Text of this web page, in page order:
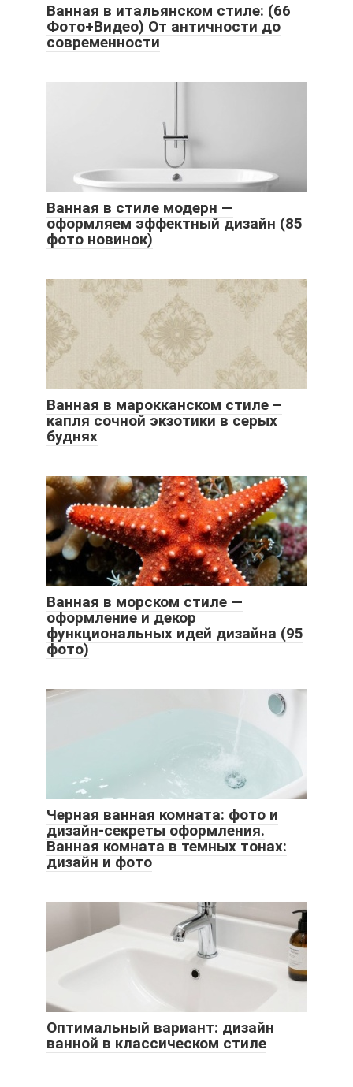
Ванная в итальянском стиле: (66
Фото+Видео) От античности до
современности
Ванная в стиле модерн —
оформляем эффектный дизайн (85
фото новинок)
Ванная в марокканском стиле –
капля сочной экзотики в серых
буднях
Ванная в морском стиле —
оформление и декор
функциональных идей дизайна (95
фото)
Черная ванная комната: фото и
дизайн-секреты оформления.
Ванная комната в темных тонах:
дизайн и фото
Оптимальный вариант: дизайн
ванной в классическом стиле